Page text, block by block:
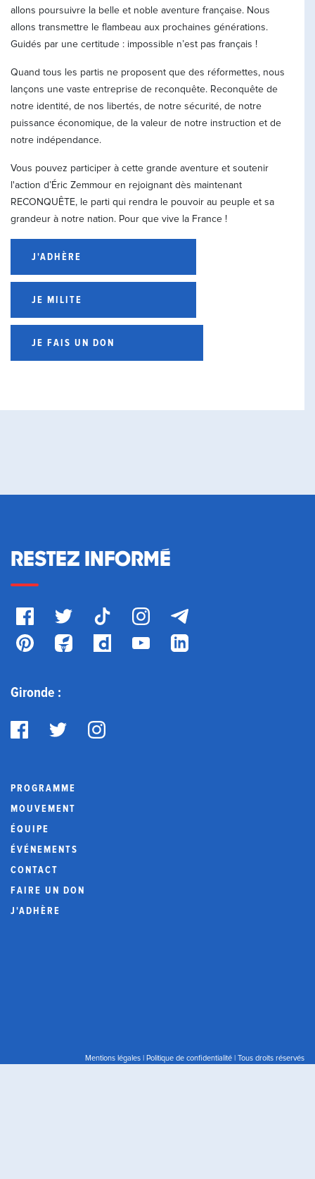
allons poursuivre la belle et noble aventure française. Nous
allons transmettre le flambeau aux prochaines générations.
Guidés par une certitude : impossible n’est pas français !
Quand tous les partis ne proposent que des réformettes, nous
lançons une vaste entreprise de reconquête. Reconquête de
notre identité, de nos libertés, de notre sécurité, de notre
puissance économique, de la valeur de notre instruction et de
notre indépendance.
Vous pouvez participer à cette grande aventure et soutenir
l'action d’Éric Zemmour en rejoignant dès maintenant
RECONQUÊTE, le parti qui rendra le pouvoir au peuple et sa
grandeur à notre nation. Pour que vive la France !
J'ADHÈRE
JE MILITE
JE FAIS UN DON
RESTEZ INFORMÉ
Gironde :
PROGRAMME
MOUVEMENT
ÉQUIPE
ÉVÉNEMENTS
CONTACT
FAIRE UN DON
J'ADHÈRE
Mentions légales Politique de confidentialité | Tous droits réservés